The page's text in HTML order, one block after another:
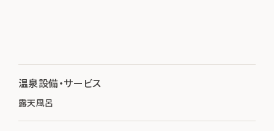
温泉設備・サービス
露天風呂